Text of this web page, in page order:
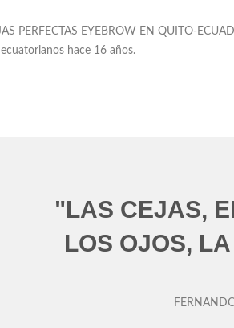
PERFECTAS EYEBROW EN QUITO-
hace 16 años.
"LAS CEJAS,
LOS OJOS,